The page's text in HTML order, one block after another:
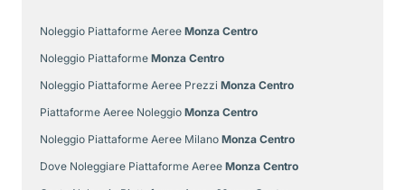
Noleggio Piattaforme Aeree Monza Centro
Noleggio Piattaforme Monza Centro
Noleggio Piattaforme Aeree Prezzi Monza Centro
Piattaforme Aeree Noleggio Monza Centro
Noleggio Piattaforme Aeree Milano Monza Centro
Dove Noleggiare Piattaforme Aeree Monza Centro